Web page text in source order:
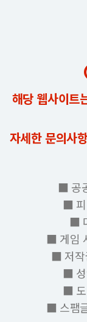
해당 웹사이트
자세한 문의사
■ 공
■ 피
■
■ 게임
■ 저작
■ 성
■ 도
■ 스팸